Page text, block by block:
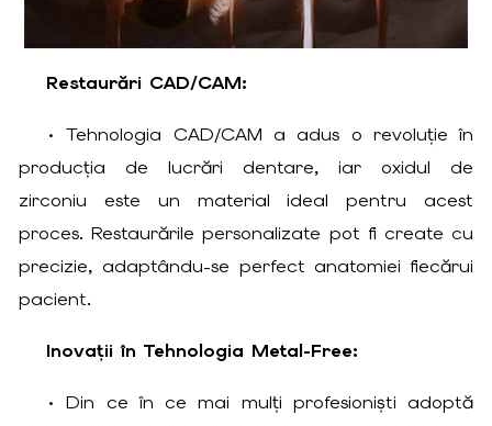
Restaurări CAD/CAM:
• Tehnologia CAD/CAM a adus o revoluție în
producția de lucrări dentare, iar oxidul de
zirconiu este un material ideal pentru acest
proces. Restaurările personalizate pot fi create cu
precizie, adaptându-se perfect anatomiei fiecărui
pacient.
Inovații în Tehnologia Metal-Free:
• Din ce în ce mai mulți profesioniști adoptă